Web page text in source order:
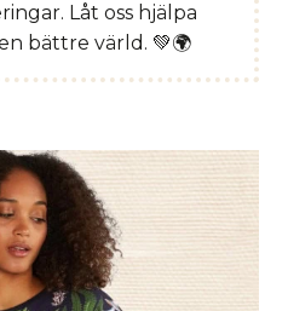
Låt oss hjälpa
bättre värld. 💚🌍